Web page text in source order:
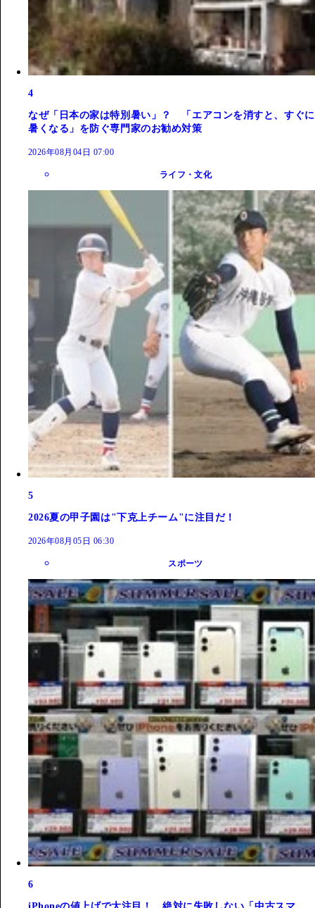
4
なぜ「日本の家は特別暑い」？ 「エアコンを消すと、すぐに
暑くなる」を防ぐ専門家のお勧め対策
2026年08月04日 07:00
ライフ・文化
5
2026夏の甲子園は"下克上チーム"に注目だ！
2026年08月05日 06:30
スポーツ
6